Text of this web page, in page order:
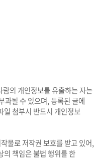
의 개인정보를 유출하는 자는
과될 수 있으며, 등록된 글에
일 첨부시 반드시 개인정보
물로 저작권 보호를 받고 있어,
의 책임은 불법 행위를 한